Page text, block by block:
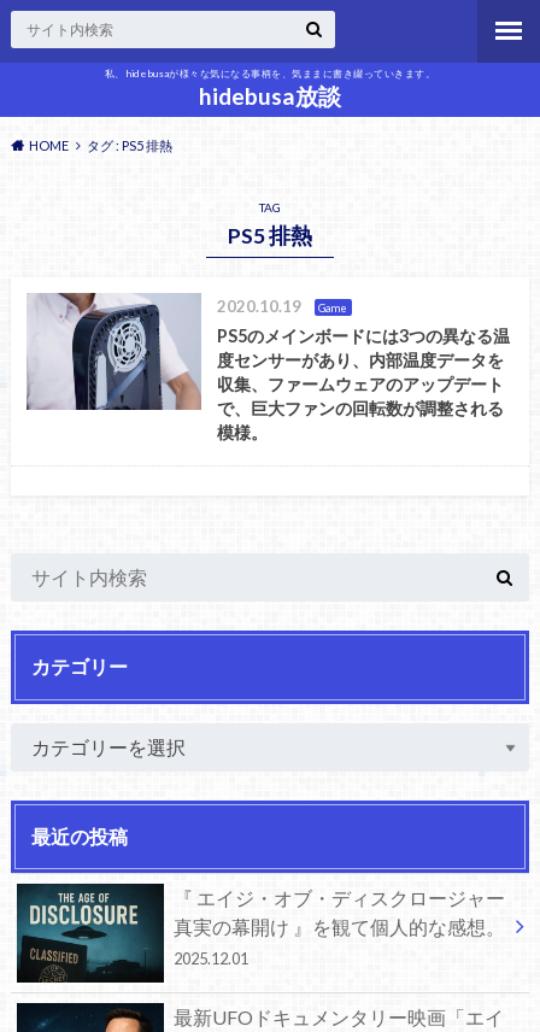
私、hidebusaが様々な気になる事柄を、気ままに書き綴っていきます。
hidebusa放談
HOME タグ : PS5 排熱
TAG
PS5 排熱
2020.10.19 Game
PS5のメインボードには3つの異なる温
度センサーがあり、内部温度データを
収集、ファームウェアのアップデート
で、巨大ファンの回転数が調整される
模様。
カテゴリー
最近の投稿
『 エイジ・オブ・ディスクロージャー
真実の幕開け 』を観て個人的な感想。
2025.12.01
最新UFOドキュメンタリー映画「エイ